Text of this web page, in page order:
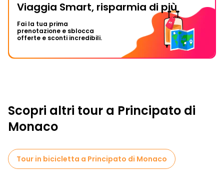
Viaggia Smart, risparmia di più
Fai la tua prima
prenotazione e sblocca
offerte e sconti incredibili.
Scopri altri tour a Principato di
Monaco
Tour in bicicletta a Principato di Monaco